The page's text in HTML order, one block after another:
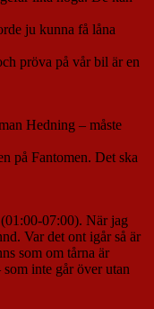
ju kunna få låna
pröva på vår bil är en
Hedning – måste
på Fantomen. Det ska
07:00). När jag
Var det ont igår så är
som om tårna är
inte går över utan